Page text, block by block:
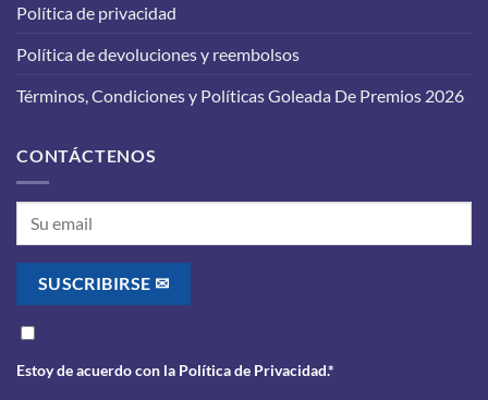
Política de privacidad
Política de devoluciones y reembolsos
Términos, Condiciones y Políticas Goleada De Premios 2026
CONTÁCTENOS
Estoy de acuerdo con la Política de Privacidad.*